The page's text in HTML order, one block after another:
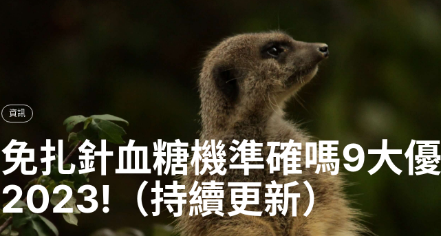
資訊
免扎針血糖機準確嗎9大
2023!（持續更新）